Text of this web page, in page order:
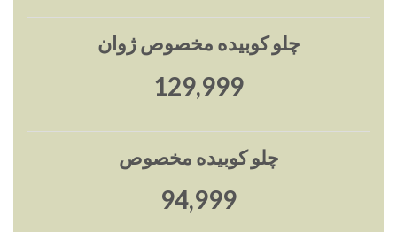
چلو کوبیده مخصوص ژوان
130,000
چلو کوبیده مخصوص
95,000